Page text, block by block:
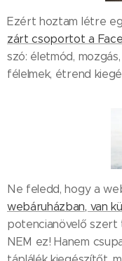
Ezért hoztam létre
zárt csoportot a
szó: életmód,
félelmek, étrend
Ne feledd, hogy a
webáruházban, van
potencianövelő szert
NEM ez! Hanem